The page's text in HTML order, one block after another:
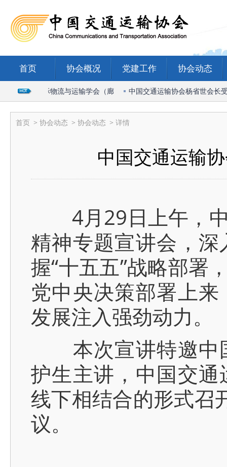
首页 协会概况 党建工作 协会动态
2026国际物流与运输学会（廊 中国交通运输协会杨省世会长受
首页 > 协会动态 > 协会动态 > 详情
中国交通运输
4月29日上午，中
精神专题宣讲会，
握“十五五”战略部署
党中央决策部署上
发展注入强劲动力。
本次宣讲特邀中
护生主讲，中国交
线下相结合的形式召
议。